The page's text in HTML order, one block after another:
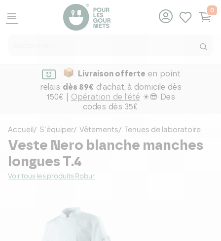
menu
0
Livraison offerte en point
relais dès 89€ d'achat, à domicile dès
150€ | Opération de l'été ☀😎 Des
codes dès 35€
Accueil S'équiper Vêtements Tenues de laboratoire
Veste Nero blanche manches
longues T.4
Voir tous les produits Robur